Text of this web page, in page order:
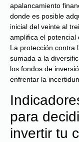
apalancamiento
donde es posible
inicial del veinte al
amplifica el potencial
La protección contra
sumada a la
los fondos de
enfrentar la
para
invertir tu